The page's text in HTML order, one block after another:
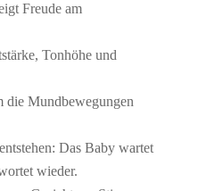
Freude am
Tonhöhe und
die Mundbewegungen
Das Baby wartet
wieder.